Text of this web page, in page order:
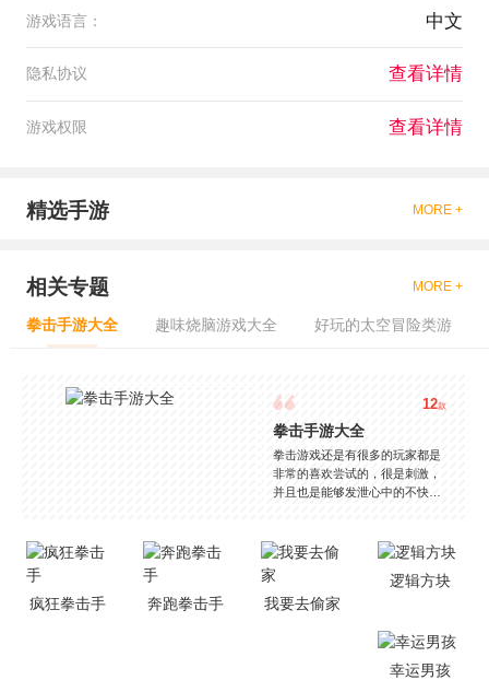
游戏语言： 中文
隐私协议 查看详情
游戏权限 查看详情
精选手游 MORE +
相关专题 MORE +
拳击手游大全 趣味烧脑游戏大全 好玩的太空冒险类游
12款
拳击手游大全
拳击游戏还是有很多的玩家都是
非常的喜欢尝试的，很是刺激，
并且也是能够发泄心中的不快
是一些格斗的游戏，其实是非常
的有趣，也是相当的刺激的，游
戏中是有一些不同的场景都是能
够去进行体验的，我们也是能够
就是收集了一些有意思的拳击游
戏，相信你们一定会喜欢的。
疯狂拳击手 奔跑拳击手 我要去偷家
逻辑方块
幸运男孩